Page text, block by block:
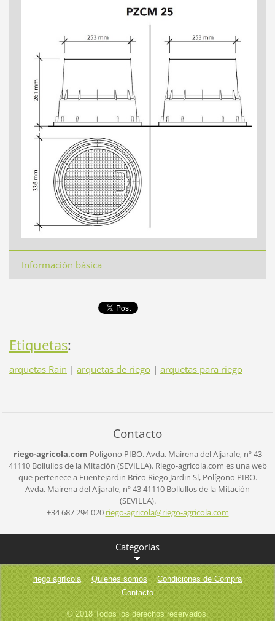
Información básica
Etiquetas:
arquetas Rain | arquetas de riego | arquetas para riego
Contacto
riego-agricola.com Polígono PIBO. Avda. Mairena del Aljarafe, nº 43
41110 Bollullos de la Mitación (SEVILLA). Riego-agricola.com es una web
que pertenece a Fuentejardin Brico Riego Jardin Sl,Polígono PIBO.
Avda. Mairena del Aljarafe, nº 4341110 Bollullos de la Mitación
(SEVILLA).
+34 687 294 020 riego-agricola@riego-agricola.com
Categorías
riego agrícola Quienes somos
Condiciones de Compra
Contacto
© 2018 Todos los derechos reservados.